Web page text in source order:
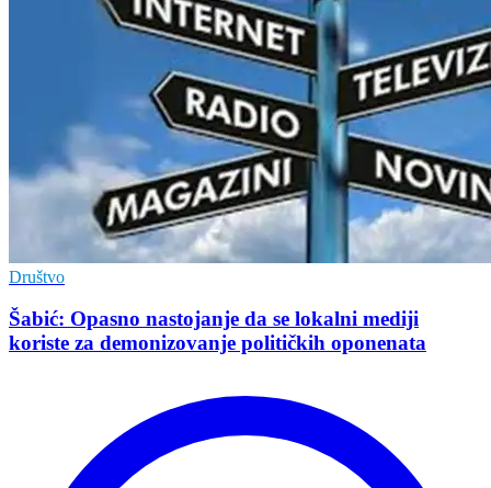
Društvo
Šabić: Opasno nastojanje da se lokalni mediji
koriste za demonizovanje političkih oponenata